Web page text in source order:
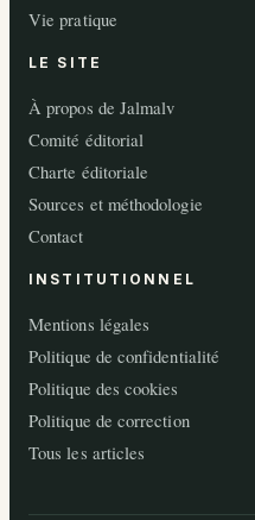
Vie pratique
LE SITE
À propos de Jalmalv
Comité éditorial
Charte éditoriale
Sources et méthodologie
Contact
INSTITUTIONNEL
Mentions légales
Politique de confidentialité
Politique des cookies
Politique de correction
Tous les articles